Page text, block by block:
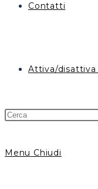
Contatti
Attiva/disattiva
Menu Chiudi